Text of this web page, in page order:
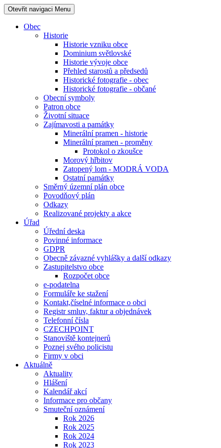
Otevřit navigaci Menu
Obec
Historie
Historie vzniku obce
Dominium světlovské
Historie vývoje obce
Přehled starostů a předsedů
Historické fotografie - obec
Historické fotografie - občané
Obecní symboly
Patron obce
Životní situace
Zajímavosti a památky
Minerální pramen - historie
Minerální pramen - proměny
Protokol o zkoušce
Morový hřbitov
Zatopený lom - MODRÁ VODA
Ostatní památky
Směrný územní plán obce
Povodňový plán
Odkazy
Realizované projekty a akce
Úřad
Úřední deska
Povinné informace
GDPR
Obecně závazné vyhlášky a další odkazy
Zastupitelstvo obce
Rozpočet obce
e-podatelna
Formuláře ke stažení
Kontakt,číselné informace o obci
Registr smluv, faktur a objednávek
Telefonní čísla
CZECHPOINT
Stanoviště kontejnerů
Poznej svého policistu
Firmy v obci
Aktuálně
Aktuality
Hlášení
Kalendář akcí
Informace pro občany
Smuteční oznámení
Rok 2026
Rok 2025
Rok 2024
Rok 2023